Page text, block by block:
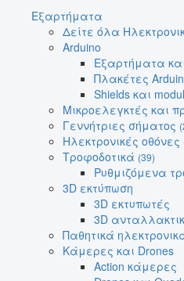
Εξαρτήματα
Δείτε όλα
Arduino
Εξαρτήματα
Πλακέτες
Shields και
Μικροελεγκτές και
Γεννήτριες σήματος
Ηλεκτρονικές οθόνες
Τροφοδοτικά (39)
Ρυθμιζόμενα
3D εκτύπωση
3D εκτυπωτές
3D
Παθητικά
Κάμερες και Drones
Action κάμερες